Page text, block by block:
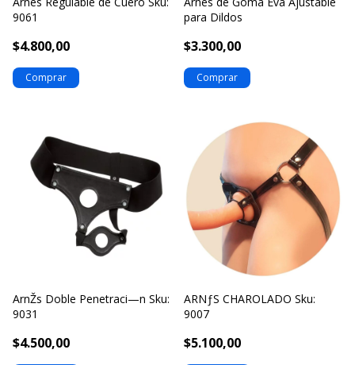
9061
$4.800,00
para Dildos
$3.300,00
ArnŽs Doble Penetraci—n Sku:
9031
$4.500,00
ARNƒS CHAROLADO Sku:
9007
$5.100,00